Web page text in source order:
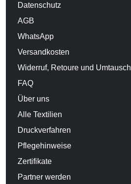
Datenschutz
AGB
WhatsApp
Versandkosten
Widerruf, Retoure und Umtausch
FAQ
Über uns
Alle Textilien
Druckverfahren
Pflegehinweise
Zertifikate
Partner werden